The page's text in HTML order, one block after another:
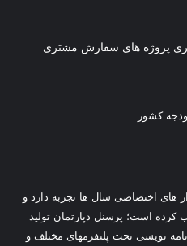
پروژه های سفارش مشتری
کشور
های اختصاصی سال ها تجربه دارد و
کرده است؛ پرسنل دپارتمان تولید
نویسی تحت پلتفرمهای مختلف و